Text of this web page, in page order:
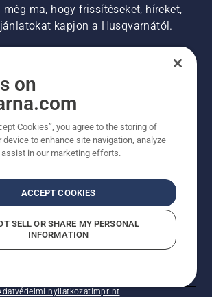
még ma, hogy frissítéseket, híreket,
kapjon a Husqvarnától.
PROFESSZIONÁLIS
nyilatkozat Imprint
on
Cookies”, you agree to the storing of
device to enhance site navigation, analyze
assist in our marketing efforts.
ACCEPT COOKIES
SELL OR SHARE MY PERSONAL
INFORMATION